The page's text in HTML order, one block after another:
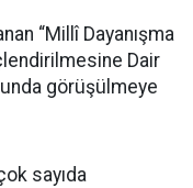
“Millî Dayanışma
Dair
görüşülmeye
sayıda